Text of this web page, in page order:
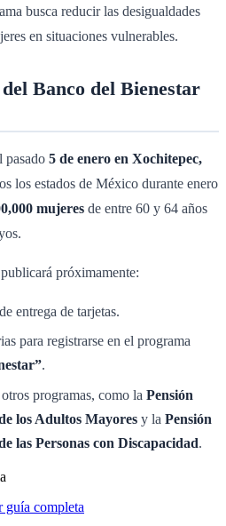
busca reducir las desigualdades
en situaciones vulnerables.
Banco del Bienestar
pasado 5 de enero en Xochitepec,
los estados de México durante enero
mujeres de entre 60 y 64 años
publicará próximamente:
entrega de tarjetas.
para registrarse en el programa
.
programas, como la Pensión
los Adultos Mayores y la Pensión
las Personas con Discapacidad.
guía completa